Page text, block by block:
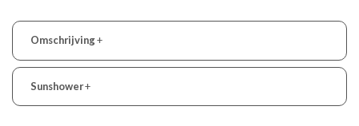
Omschrijving+
Sunshower+